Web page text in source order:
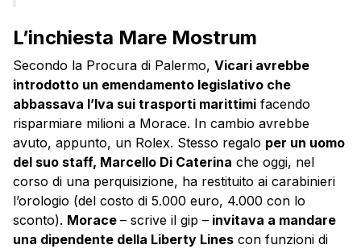
L’inchiesta Mare Mostrum
Secondo la Procura di Palermo, Vicari avrebbe
introdotto un emendamento legislativo che
abbassava l’Iva sui trasporti marittimi facendo
risparmiare milioni a Morace. In cambio avrebbe
avuto, appunto, un Rolex. Stesso regalo per un uomo
del suo staff, Marcello Di Caterina che oggi, nel
corso di una perquisizione, ha restituito ai carabinieri
l’orologio (del costo di 5.000 euro, 4.000 con lo
sconto). Morace – scrive il gip – invitava a mandare
una dipendente della Liberty Lines con funzioni di